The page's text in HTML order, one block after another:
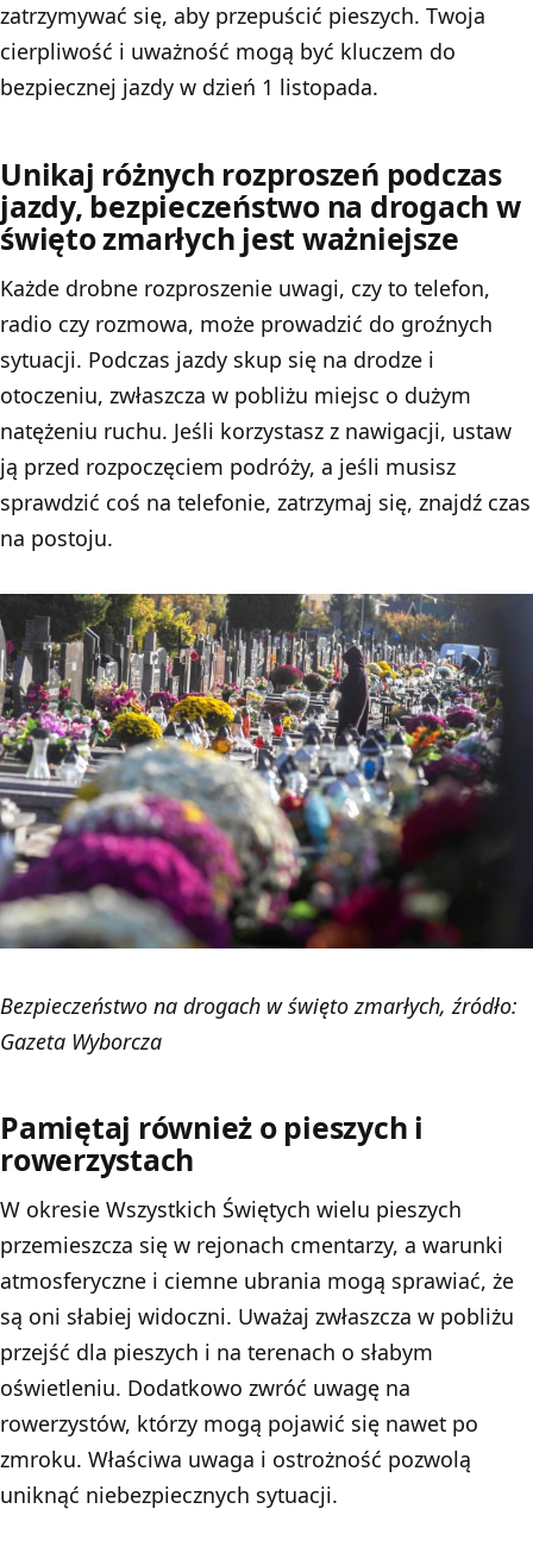
zatrzymywać się, aby przepuścić pieszych. Twoja
cierpliwość i uważność mogą być kluczem do
bezpiecznej jazdy w dzień 1 listopada.
Unikaj różnych rozproszeń podczas
jazdy, bezpieczeństwo na drogach w
święto zmarłych jest ważniejsze
Każde drobne rozproszenie uwagi, czy to telefon,
radio czy rozmowa, może prowadzić do groźnych
sytuacji. Podczas jazdy skup się na drodze i
otoczeniu, zwłaszcza w pobliżu miejsc o dużym
natężeniu ruchu. Jeśli korzystasz z nawigacji, ustaw
ją przed rozpoczęciem podróży, a jeśli musisz
sprawdzić coś na telefonie, zatrzymaj się, znajdź czas
na postoju.
Bezpieczeństwo na drogach w święto zmarłych, źródło:
Gazeta Wyborcza
Pamiętaj również o pieszych i
rowerzystach
W okresie Wszystkich Świętych wielu pieszych
przemieszcza się w rejonach cmentarzy, a warunki
atmosferyczne i ciemne ubrania mogą sprawiać, że
są oni słabiej widoczni. Uważaj zwłaszcza w pobliżu
przejść dla pieszych i na terenach o słabym
oświetleniu. Dodatkowo zwróć uwagę na
rowerzystów, którzy mogą pojawić się nawet po
zmroku. Właściwa uwaga i ostrożność pozwolą
uniknąć niebezpiecznych sytuacji.